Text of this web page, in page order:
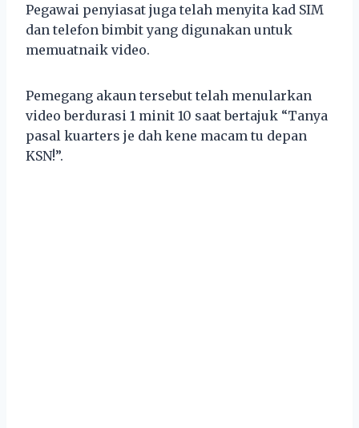
Pegawai penyiasat juga telah menyita kad SIM
dan telefon bimbit yang digunakan untuk
memuatnaik video.
Pemegang akaun tersebut telah menularkan
video berdurasi 1 minit 10 saat bertajuk “Tanya
pasal kuarters je dah kene macam tu depan
KSN!”.